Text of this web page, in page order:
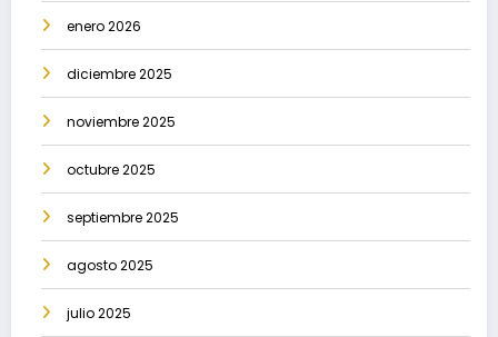
enero 2026
diciembre 2025
noviembre 2025
octubre 2025
septiembre 2025
agosto 2025
julio 2025